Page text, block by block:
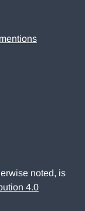
noted, is
4.0